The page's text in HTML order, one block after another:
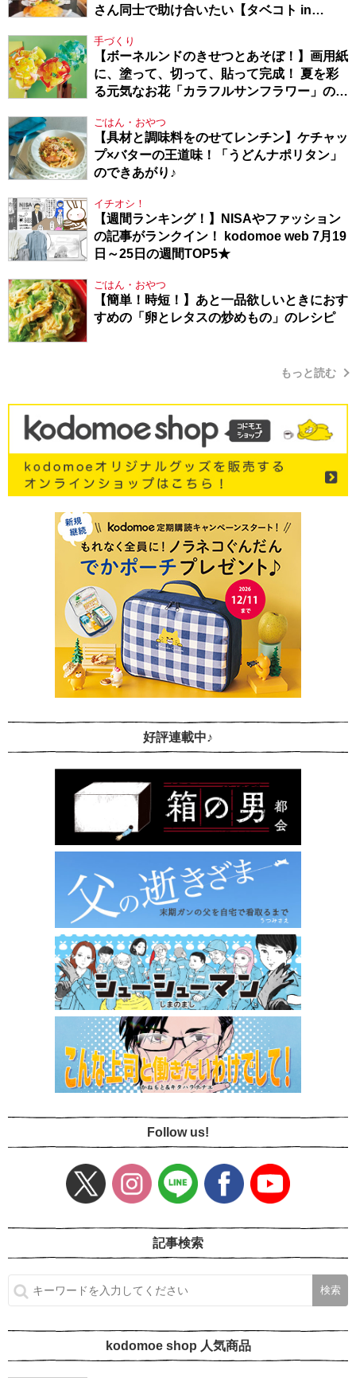
さん同士で助け合いたい【タベコト in
手づくり
【ボーネルンドのきせつとあそぼ！】画用紙
に、塗って、切って、貼って完成！ 夏を彩
る元気なお花「カラフルサンフラワー」の作
ごはん・おやつ
【具材と調味料をのせてレンチン】ケチャッ
プ×バターの王道味！「うどんナポリタン」
のできあがり♪
イチオシ！
【週間ランキング！】NISAやファッション
の記事がランクイン！ kodomoe web 7月19
日～25日の週間TOP5★
ごはん・おやつ
【簡単！時短！】あと一品欲しいときにおす
すめの「卵とレタスの炒めもの」のレシピ
もっと読む
好評連載中♪
Follow us!
記事検索
kodomoe shop 人気商品